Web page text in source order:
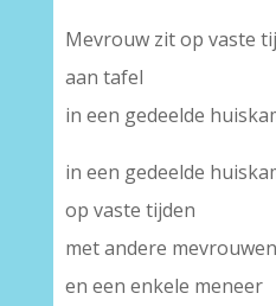
Mevrouw zit op vaste
aan tafel
in een gedeelde
in een gedeelde
op vaste tijden
met andere mevrouwen
en een enkele meneer